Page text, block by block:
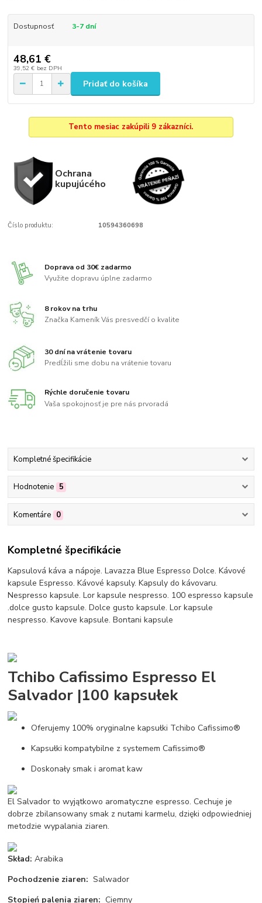
Dostupnosť 3-7 dní
48,61 €
39,52 € bez DPH
Pridať do košíka
Tento mesiac zakúpili 9 zákazníci.
Ochrana
kupujúcého
Číslo produktu: 10594360698
Doprava od 30€ zadarmo
Využite dopravu úplne zadarmo
8 rokov na trhu
Značka Kameník Vás presvedčí o kvalite
30 dní na vrátenie tovaru
Predĺžili sme dobu na vrátenie tovaru
Rýchle doručenie tovaru
Vaša spokojnosť je pre nás prvoradá
Kompletné špecifikácie
Hodnotenie 5
Komentáre 0
Kompletné špecifikácie
Kapsulová káva a nápoje. Lavazza Blue Espresso Dolce. Kávové
kapsule Espresso. Kávové kapsuly. Kapsuly do kávovaru.
Nespresso kapsule. Lor kapsule nespresso. 100 espresso kapsule
.dolce gusto kapsule. Dolce gusto kapsule. Lor kapsule
nespresso. Kavove kapsule. Bontani kapsule
Tchibo Cafissimo Espresso El
Salvador |100 kapsułek
Oferujemy 100% oryginalne kapsułki Tchibo Cafissimo®
Kapsułki kompatybilne z systemem Cafissimo®
Doskonały smak i aromat kaw
El Salvador to wyjątkowo aromatyczne espresso. Cechuje je
dobrze zbilansowany smak z nutami karmelu, dzięki odpowiedniej
metodzie wypalania ziaren.
Skład:Arabika
Pochodzenie ziaren:Salwador
Stopień palenia ziaren:Ciemny